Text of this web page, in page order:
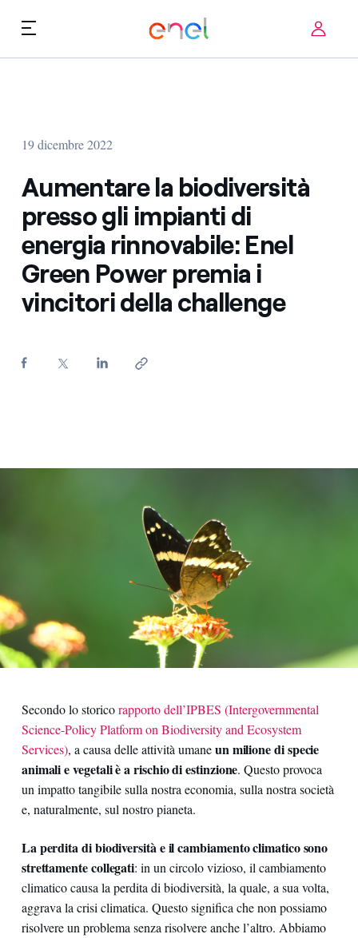
Skip to content
Startup ecosystem
Come funziona
Storie d'innovazione
Contatti
Termini di utilizzo
FAQ
19 dicembre 2022
Aumentare la biodiversità
presso gli impianti di
energia rinnovabile: Enel
Green Power premia i
vincitori della challenge
Secondo lo storicorapporto dell’IPBES (Intergovernmental
Science-Policy Platform on Biodiversity and Ecosystem
Services), a causa delle attività umaneun milione di specie
animali e vegetali è a rischio di estinzione. Questo provoca
un impatto tangibile sulla nostra economia, sulla nostra società
e, naturalmente, sul nostro pianeta.
La perdita di biodiversità e il cambiamento climatico sono
strettamente collegati: in un circolo vizioso, il cambiamento
climatico causa la perdita di biodiversità, la quale, a sua volta,
aggrava la crisi climatica. Questo significa che non possiamo
risolvere un problema senza risolvere anche l’altro. Abbiamo